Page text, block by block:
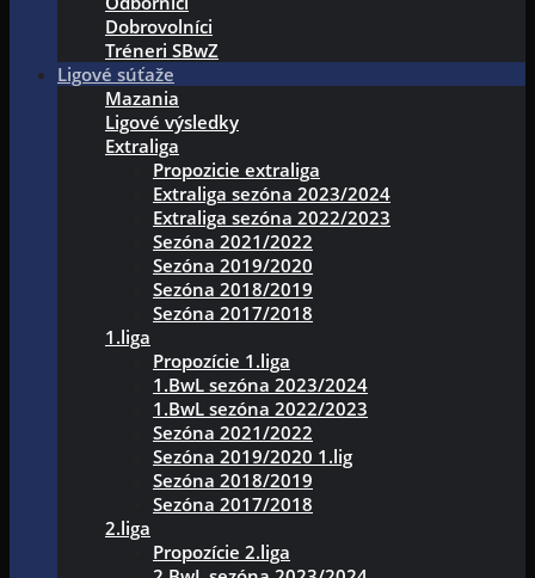
Dobrovolníci
Tréneri SBwZ
Ligové súťaže
Mazania
Ligové výsledky
Extraliga
Propozicie extraliga
Extraliga sezóna 2023/2024
Extraliga sezóna 2022/2023
Sezóna 2021/2022
Sezóna 2019/2020
Sezóna 2018/2019
Sezóna 2017/2018
1.liga
Propozície 1.liga
1.BwL sezóna 2023/2024
1.BwL sezóna 2022/2023
Sezóna 2021/2022
Sezóna 2019/2020 1.lig
Sezóna 2018/2019
Sezóna 2017/2018
2.liga
Propozície 2.liga